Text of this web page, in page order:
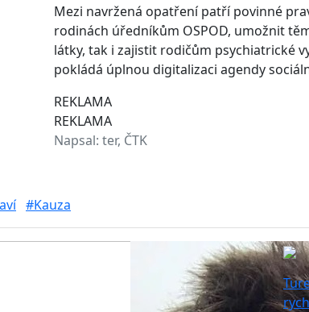
Mezi navržená opatření patří povinné
rodinách úředníkům OSPOD, umožnit
látky, tak i zajistit rodičům psychiatrické
pokládá úplnou digitalizaci agendy
REKLAMA
REKLAMA
Napsal: ter, ČTK
#Kauza